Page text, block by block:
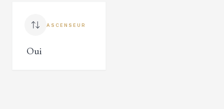
ASCENSEUR
Oui